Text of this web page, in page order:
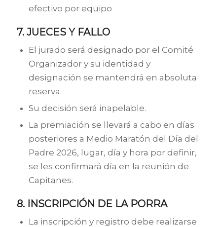
efectivo por equipo
7. JUECES Y FALLO
El jurado será designado por el Comité
Organizador y su identidad y
designación se mantendrá en absoluta
reserva.
Su decisión será inapelable.
La premiación se llevará a cabo en días
posteriores a Medio Maratón del Día del
Padre 2026, lugar, día y hora por definir,
se les confirmará día en la reunión de
Capitanes.
8. INSCRIPCIÓN DE LA PORRA
La inscripción y registro debe realizarse